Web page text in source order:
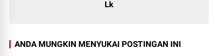
Lk
ANDA MUNGKIN MENYUKAI POSTINGAN INI